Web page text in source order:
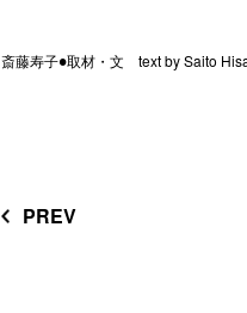
斎藤寿子●取材・文 text by Saito
PREV